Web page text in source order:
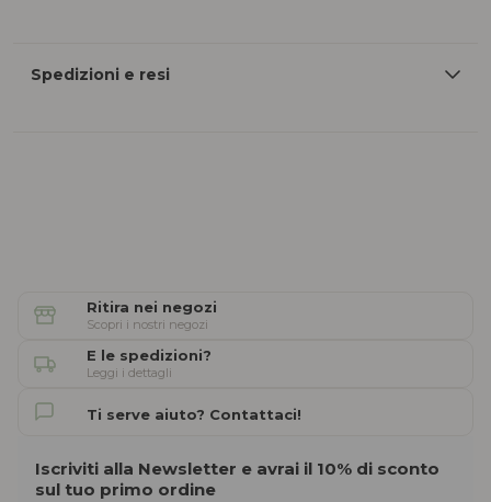
Spedizioni e resi
Ritira nei negozi
Scopri i nostri negozi
E le spedizioni?
Leggi i dettagli
Ti serve aiuto? Contattaci!
Iscriviti alla Newsletter e avrai il 10% di sconto
sul tuo primo ordine